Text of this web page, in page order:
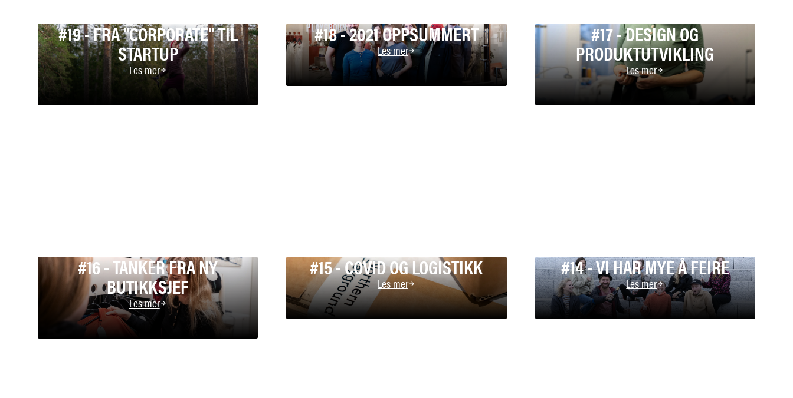
#19 - FRA "CORPORATE" TIL
STARTUP
Les mer
#18 - 2021 OPPSUMMERT
Les mer
#17 - DESIGN OG
PRODUKTUTVIKLING
Les mer
#16 - TANKER FRA NY
BUTIKKSJEF
Les mer
#15 - COVID OG LOGISTIKK
Les mer
#14 - VI HAR MYE Å FEIRE
Les mer